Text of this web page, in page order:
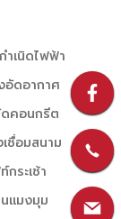
ำเนิดไฟฟ้า
อัดอากาศ
คอนกรีต
เชื่อมสนาม
กระเช้า
นแมงมุม